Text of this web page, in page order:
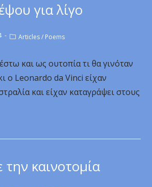
για λίγο
Articles / Poems
και ως ουτοπία τι θα γινόταν
ο Leonardo da Vinci είχαν
και είχαν καταγράψει στους
καινοτομία